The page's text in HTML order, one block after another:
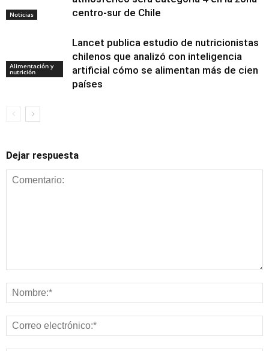
Noticias
centro-sur de Chile
Alimentación y
nutrición
Lancet publica estudio de nutricionistas
chilenos que analizó con inteligencia
artificial cómo se alimentan más de cien
países
Dejar respuesta